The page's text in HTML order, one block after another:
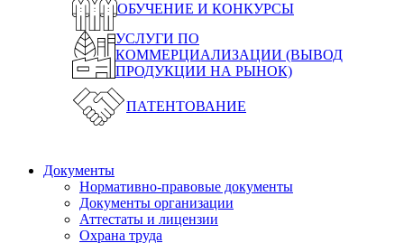
ОБУЧЕНИЕ И КОНКУРСЫ
УСЛУГИ ПО
КОММЕРЦИАЛИЗАЦИИ (ВЫВОД
ПРОДУКЦИИ НА РЫНОК)
ПАТЕНТОВАНИЕ
Документы
Нормативно-правовые документы
Документы организации
Аттестаты и лицензии
Охрана труда